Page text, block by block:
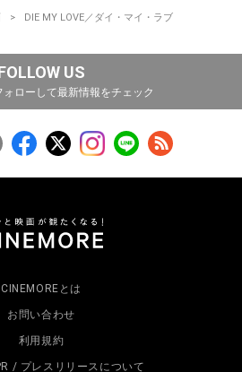
DIE MY LOVE／ダイ・マイ・ラブ
US
ォローして最新情報をチェック
CINEMOREとは
お問い合わせ
利用規約
/ プレスリリースについて